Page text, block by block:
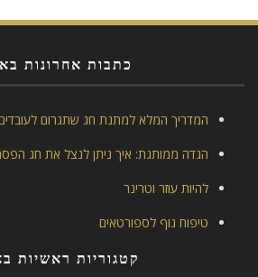
כתבות אחרונות
המדריך המלא למתנת חג שתגרום
הגדה ממותגת: איך ניתן לנצל את חג
להיות עוזר וטרינר
טיפוח גוף לספורטאים
קטגוריות ראשיות